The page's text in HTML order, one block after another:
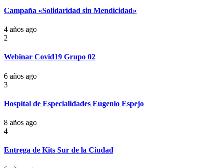
Campaña «Solidaridad sin Mendicidad»
4 años ago
2
Webinar Covid19 Grupo 02
6 años ago
3
Hospital de Especialidades Eugenio Espejo
8 años ago
4
Entrega de Kits Sur de la Ciudad